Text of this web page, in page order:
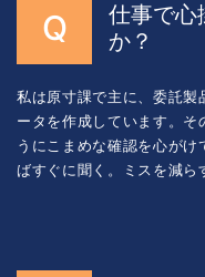
仕事で心
か？
私は原寸課で主に、委託
ータを作成しています。そ
うにこまめな確認を心が
ばすぐに聞く。ミスを減ら